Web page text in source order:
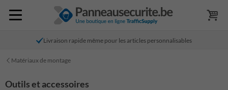
Livraison rapide même pour les articles personnalisables
Matériaux de montage
Outils et accessoires